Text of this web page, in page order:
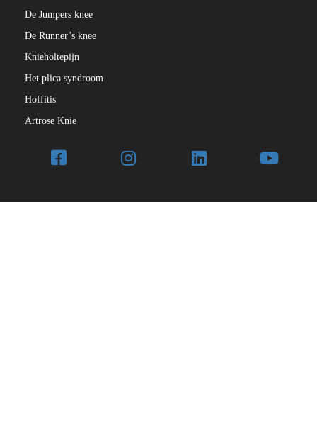
De Jumpers knee
De Runner’s knee
Knieholtepijn
Het plica syndroom
Hoffitis
Artrose Knie